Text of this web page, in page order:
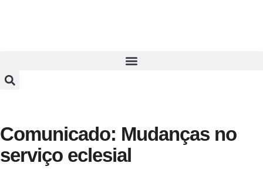
Comunicado: Mudanças no
serviço eclesial